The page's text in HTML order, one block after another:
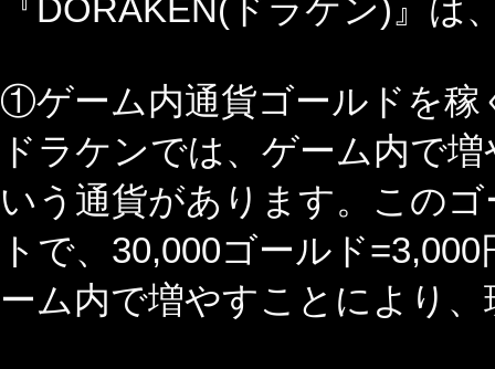
『DORAKEN(ドラケン)』
①ゲーム内通貨ゴールドを稼
ドラケンでは、ゲーム内で
いう通貨があります。この
トで、30,000ゴールド
ーム内で増やすことにより